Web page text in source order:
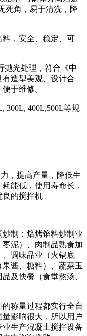
死角，易于清洗，降
，安全、稳定、可
抛光处理，符合《中
造型美观、设计合
于维修。
300L, 400L,500L等规
，提高产量，降低生
能低，使用寿命长，
良的搅拌机
制：焙烤馅料炒制业
枣泥）、肉制品熟食加
调味品业（火锅底
酱、糖料）、蔬菜玉
及快餐（食堂熬汤、
称量过程都实行全自
影响很大，所以用户
生产混凝土搅拌设备